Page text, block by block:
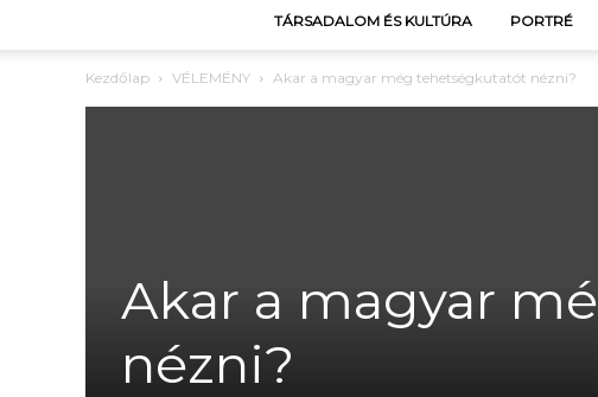
TÁRSADALOM ÉS KULTÚRA PORTRÉ
Kezdőlap VÉLEMÉNY Akar a magyar még tehetségkutatót nézni?
Akar a magyar
nézni?